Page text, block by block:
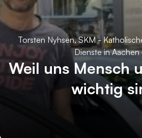
Torsten Nyhsen, SKM -
Dienste in Aachen
Weil uns Mensch
wichtig